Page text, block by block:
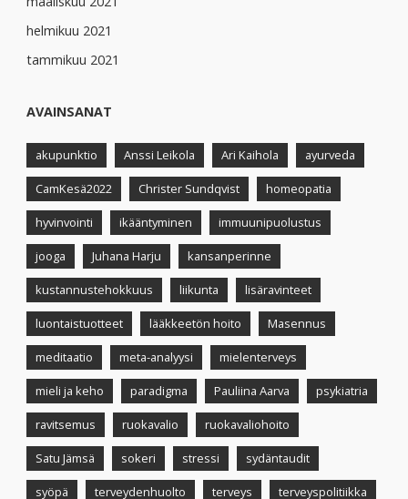
helmikuu 2021
tammikuu 2021
AVAINSANAT
akupunktio Anssi Leikola Ari Kaihola ayurveda
CamKesä2022 Christer Sundqvist homeopatia
hyvinvointi ikääntyminen immuunipuolustus
jooga Juhana Harju kansanperinne
kustannustehokkuus liikunta lisäravinteet
luontaistuotteet lääkkeetön hoito Masennus
meditaatio meta-analyysi mielenterveys
mieli ja keho paradigma Pauliina Aarva psykiatria
ravitsemus ruokavalio ruokavaliohoito
Satu Jämsä sokeri stressi sydäntaudit
syöpä terveydenhuolto terveys terveyspolitiikka